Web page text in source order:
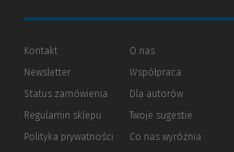
Kontakt
Newsletter
Status zamówienia
Regulamin sklepu
Polityka prywatności (Nowe
(Link
O nas
Współpraca
Dla autorów(Nowe
(Link
innej
strony)
Twoje sugestie
Co nas wyróżnia